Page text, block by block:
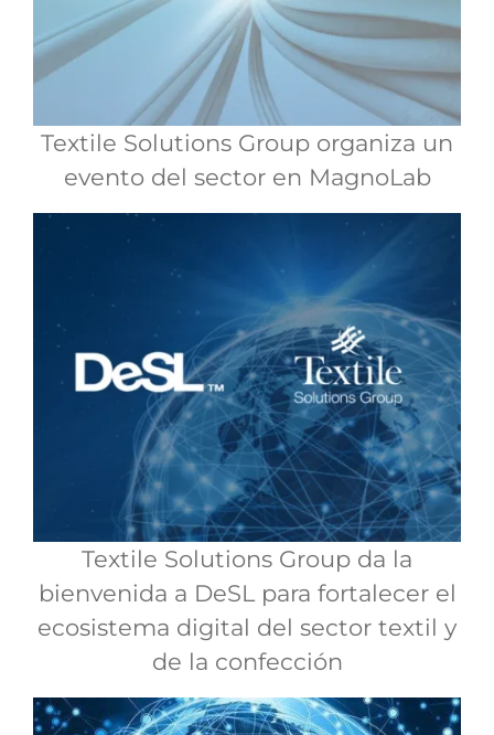
Textile Solutions Group organiza un
evento del sector en MagnoLab
Textile Solutions Group da la
bienvenida a DeSL para fortalecer el
ecosistema digital del sector textil y
de la confección